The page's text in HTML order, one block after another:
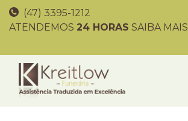
(47) 3395-1212
ATENDEMOS 24 HORAS SAIBA MAIS